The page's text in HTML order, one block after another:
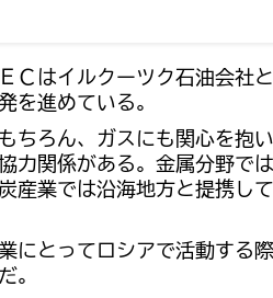
Ｃはイルクーツク石油会社
を進めている。
ちろん、ガスにも関心を抱
力関係がある。金属分野で
産業では沿海地方と提携し
にとってロシアで活動する
。